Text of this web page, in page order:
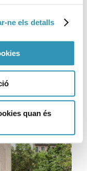
ne els detalls
quan és
previs a